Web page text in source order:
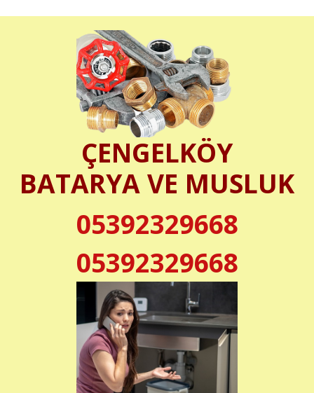
ÇENGELKÖY
BATARYA VE MUSLUK
05392329668
05392329668